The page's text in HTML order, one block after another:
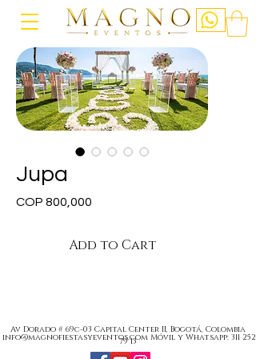
Jupa
COP 800,000
Add to Cart
Av Dorado # 69c-03 Capital Center II, Bogotá, Colombia
info@magnofiestasyeventos.com Móvil y Whatsapp: 311 252
79 13